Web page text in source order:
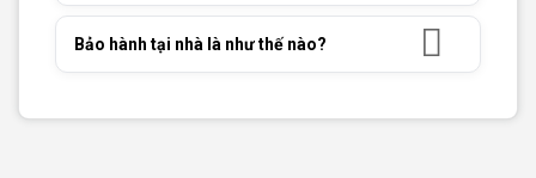
Bảo hành tại nhà là như thế nào?